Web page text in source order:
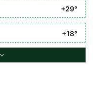
+29°
+18°